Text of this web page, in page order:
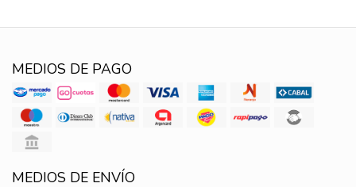
MEDIOS DE PAGO
MEDIOS DE ENVÍO